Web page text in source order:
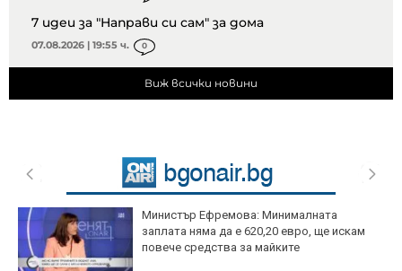
7 идеи за "Направи си сам" за дома
07.08.2026 | 19:55 ч. 0
Виж всички новини
Министър Ефремова: Минималната
заплата няма да е 620,20 евро, ще искам
повече средства за майките